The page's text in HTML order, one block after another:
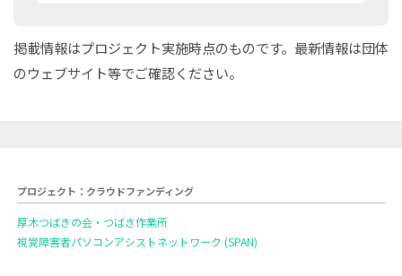
掲載情報はプロジェクト実施時点のものです。最新情報は団体
のウェブサイト等でご確認ください。
プロジェクト：クラウドファンディング
厚木つばきの会・つばき作業所
視覚障害者パソコンアシストネットワーク (SPAN)